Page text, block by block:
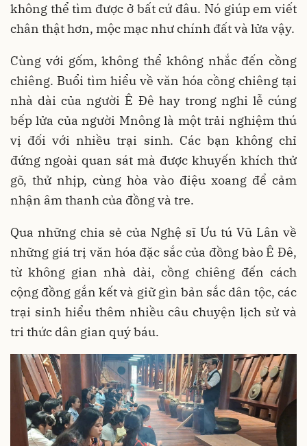
không thể tìm được ở bất cứ đâu. Nó giúp em viết
chân thật hơn, mộc mạc như chính đất và lửa vậy.
Cùng với gốm, không thể không nhắc đến cồng
chiêng. Buổi tìm hiểu về văn hóa cồng chiêng tại
nhà dài của người Ê Đê hay trong nghi lễ cúng
bếp lửa của người Mnông là một trải nghiệm thú
vị đối với nhiều trại sinh. Các bạn không chỉ
đứng ngoài quan sát mà được khuyến khích thử
gõ, thử nhịp, cùng hòa vào điệu xoang để cảm
nhận âm thanh của đồng và tre.
Qua những chia sẻ của Nghệ sĩ Ưu tú Vũ Lân về
những giá trị văn hóa đặc sắc của đồng bào Ê Đê,
từ không gian nhà dài, cồng chiêng đến cách
cộng đồng gắn kết và giữ gìn bản sắc dân tộc, các
trại sinh hiểu thêm nhiều câu chuyện lịch sử và
tri thức dân gian quý báu.